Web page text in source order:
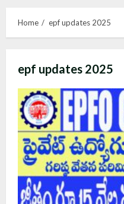
Home epf updates 2025
epf updates 2025